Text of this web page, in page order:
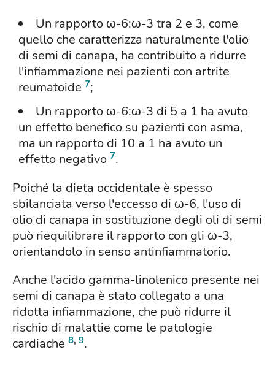
Un rapporto ω-6:ω-3 tra 2 e 3, come
quello che caratterizza naturalmente l'olio
di semi di canapa, ha contribuito a ridurre
l'infiammazione nei pazienti con artrite
reumatoide 7;
Un rapporto ω-6:ω-3 di 5 a 1 ha avuto
un effetto benefico su pazienti con asma,
ma un rapporto di 10 a 1 ha avuto un
effetto negativo 7.
Poiché la dieta occidentale è spesso
sbilanciata verso l'eccesso di ω-6, l'uso di
olio di canapa in sostituzione degli oli di semi
può riequilibrare il rapporto con gli ω-3,
orientandolo in senso antinfiammatorio.
Anche l'acido gamma-linolenico presente nei
semi di canapa è stato collegato a una
ridotta infiammazione, che può ridurre il
rischio di malattie come le patologie
cardiache 8, 9.